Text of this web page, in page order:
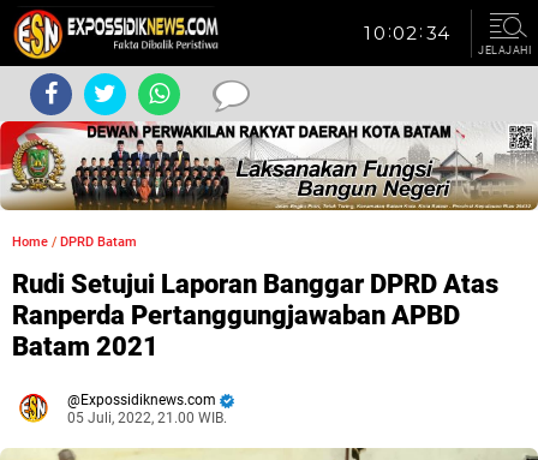
JELAJAHI
Home / DPRD Batam
Rudi Setujui Laporan Banggar DPRD Atas
Ranperda Pertanggungjawaban APBD
Batam 2021
Expossidiknews.com
05 Juli, 2022, 21.00 WIB.